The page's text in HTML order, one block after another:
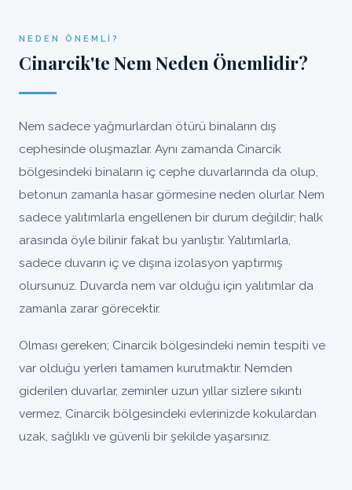
NEDEN ÖNEMLI?
Cinarcik'te Nem Neden Önemlidir?
Nem sadece yağmurlardan ötürü binaların dış
cephesinde oluşmazlar. Aynı zamanda Cinarcik
bölgesindeki binaların iç cephe duvarlarında da olup,
betonun zamanla hasar görmesine neden olurlar. Nem
sadece yalıtımlarla engellenen bir durum değildir; halk
arasında öyle bilinir fakat bu yanlıştır. Yalıtımlarla,
sadece duvarın iç ve dışına izolasyon yaptırmış
olursunuz. Duvarda nem var olduğu için yalıtımlar da
zamanla zarar görecektir.
Olması gereken; Cinarcik bölgesindeki nemin tespiti ve
var olduğu yerleri tamamen kurutmaktır. Nemden
giderilen duvarlar, zeminler uzun yıllar sizlere sıkıntı
vermez, Cinarcik bölgesindeki evlerinizde kokulardan
uzak, sağlıklı ve güvenli bir şekilde yaşarsınız.